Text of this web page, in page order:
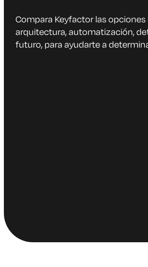
Compara Keyfactor las
arquitectura, automatización,
futuro, para ayudarte a